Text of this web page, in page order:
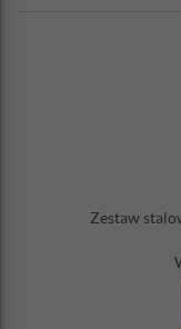
Zestaw